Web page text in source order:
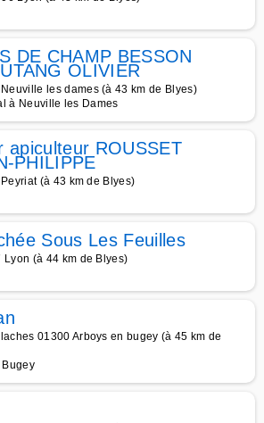
DE CHAMP BESSON
OLIVIER
les dames (à 43 km de Blyes)
à Neuville les Dames
apiculteur ROUSSET
PHILIPPE
(à 43 km de Blyes)
Sous Les Feuilles
(à 44 km de Blyes)
01300 Arboys en bugey (à 45 km de